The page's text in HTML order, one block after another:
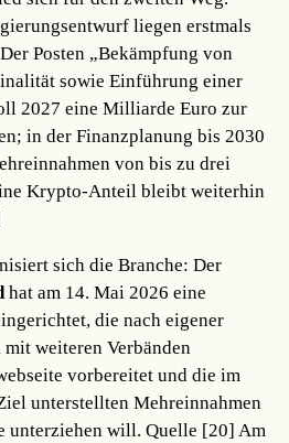
liegen erstmals
Posten „Bekämpfung von
sowie Einführung einer
2027 eine Milliarde Euro zur
in der Finanzplanung bis 2030
von bis zu drei
Krypto-Anteil bleibt weiterhin
sich die Branche: Der
hat am 14. Mai 2026 eine
die nach eigener
weiteren Verbänden
vorbereitet und die im
unterstellten Mehreinnahmen
unterziehen will.Quelle [20] Am